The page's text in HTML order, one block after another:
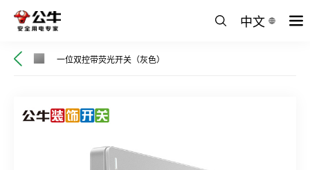
中文
一位双控带荧光开关（灰色）